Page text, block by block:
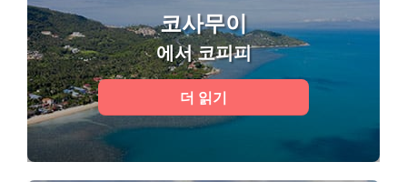
코사무이
에서 코피피
더 읽기